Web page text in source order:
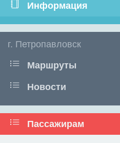
Информация
г. Петропавловск
Маршруты
Новости
Пассажирам